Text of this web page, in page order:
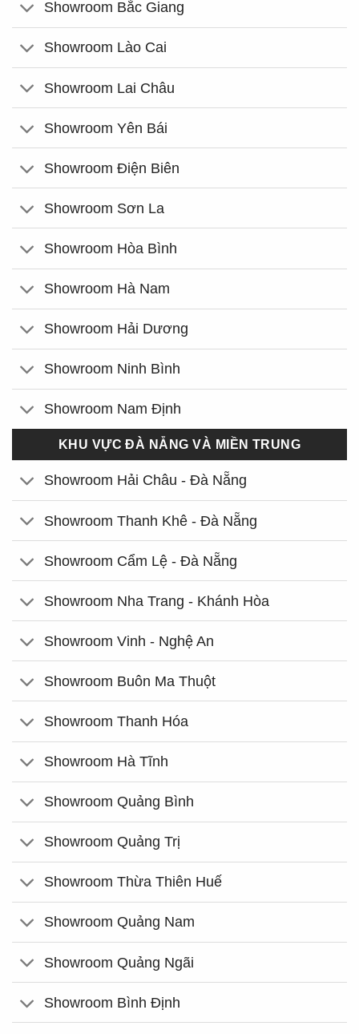
Showroom Bắc Giang
Showroom Lào Cai
Showroom Lai Châu
Showroom Yên Bái
Showroom Điện Biên
Showroom Sơn La
Showroom Hòa Bình
Showroom Hà Nam
Showroom Hải Dương
Showroom Ninh Bình
Showroom Nam Định
KHU VỰC ĐÀ NẴNG VÀ MIỀN TRUNG
Showroom Hải Châu - Đà Nẵng
Showroom Thanh Khê - Đà Nẵng
Showroom Cẩm Lệ - Đà Nẵng
Showroom Nha Trang - Khánh Hòa
Showroom Vinh - Nghệ An
Showroom Buôn Ma Thuột
Showroom Thanh Hóa
Showroom Hà Tĩnh
Showroom Quảng Bình
Showroom Quảng Trị
Showroom Thừa Thiên Huế
Showroom Quảng Nam
Showroom Quảng Ngãi
Showroom Bình Định